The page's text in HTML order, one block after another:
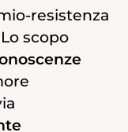
resistenza
scopo
marcatore
su
le
tumore al
migliorare
di
tumore al
la strada a
le pazienti